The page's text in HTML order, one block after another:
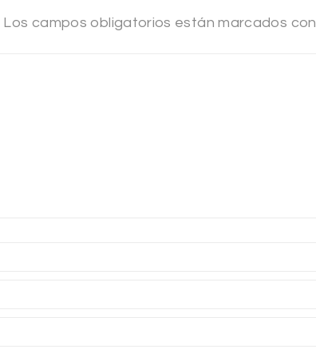
Los campos obligatorios están marcados con